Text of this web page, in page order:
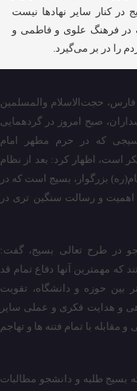
در کنار سایر نهاد‌ها نیست
فرهنگ علوی و فاطمی و
را در بر می‌گیرد.
فارس، حجت‌الاسلام والمسلمین
صبح امروز در گردهمایی
که در حرم مطهر امام
است، اظهار کرد: بعد از نظام
بزرگوار، بسیج است که در
و رسالت سنگین تری در
در طرح تعالی بسیج، گفت:
که مهمترین آنها دفاع تمام قد
بین حوزه و دانشگاه، تقویت
و هدایت فکری و عملی سایر
با تمام فتنه ها و تهاجم
بسیج طلبه و دانشجو مطالبات